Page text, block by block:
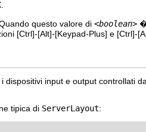
questo valore di <boolean> �
[Ctrl]-[Alt]-[Keypad-Plus] e [Ctrl]-
dispositivi input e output controllati
tipica di ServerLayout: